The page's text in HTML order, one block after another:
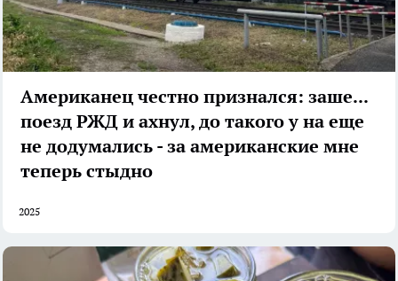
Американец честно признался: зашел в
поезд РЖД и ахнул, до такого у на еще
не додумались - за американские мне
теперь стыдно
2025